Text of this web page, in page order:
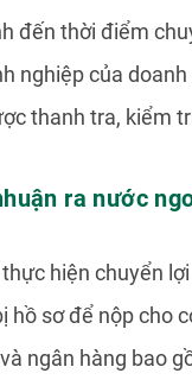
đến thời điểm
nghiệp của
thanh tra, kiểm
ra nước
hiện chuyển
sơ để nộp cho
ngân hàng bao